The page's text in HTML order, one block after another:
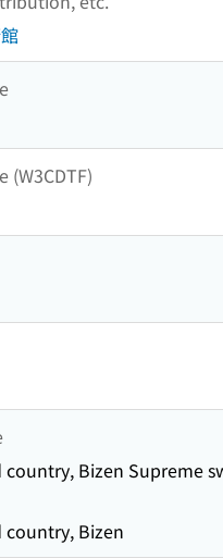
(W3CDTF)
Bizen Supreme
Bizen